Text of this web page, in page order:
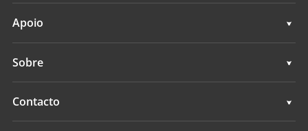
Levantamento hidrográfico
Serviços de posicionamento
Topografia e engenharia
Levantamento hidrográfico
Apoio
Apoio
Sobre
Visão geral
Contacto